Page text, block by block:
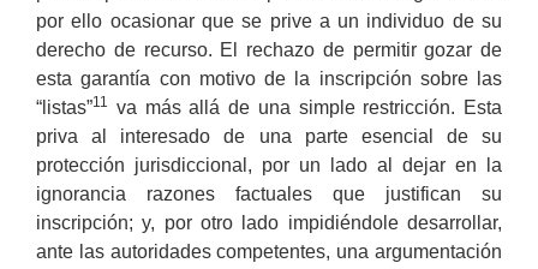
por ello ocasionar que se prive a un individuo de su
derecho de recurso. El rechazo de permitir gozar de
esta garantía con motivo de la inscripción sobre las
“listas”11 va más allá de una simple restricción. Esta
priva al interesado de una parte esencial de su
protección jurisdiccional, por un lado al dejar en la
ignorancia razones factuales que justifican su
inscripción; y, por otro lado impidiéndole desarrollar,
ante las autoridades competentes, una argumentación